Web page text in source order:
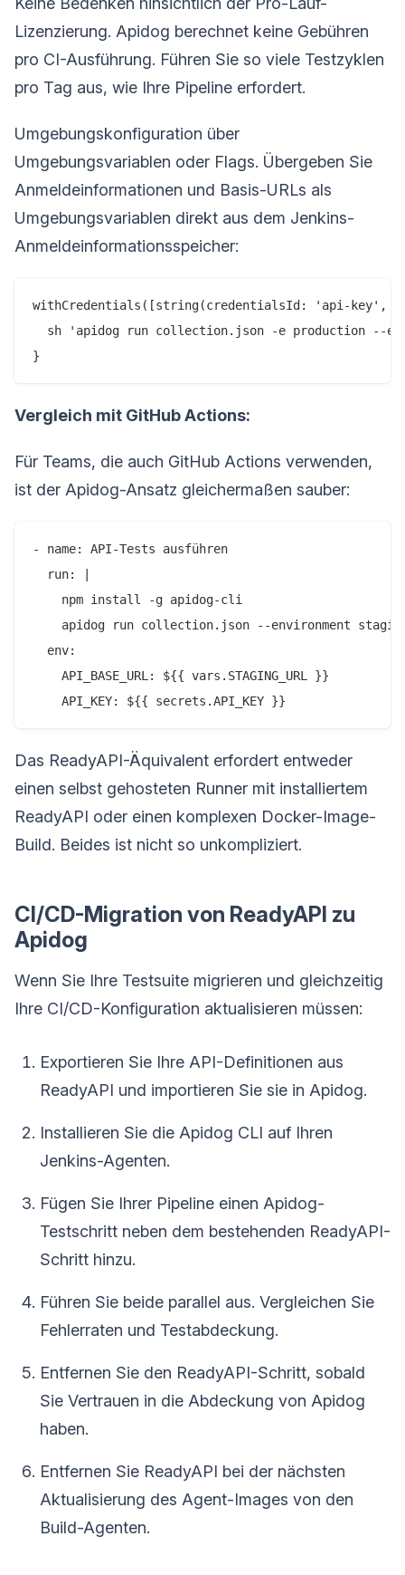
Lizenzierung. Apidog berechnet keine Gebühren
pro CI-Ausführung. Führen Sie so viele Testzyklen
pro Tag aus, wie Ihre Pipeline erfordert.
Umgebungskonfiguration über
Umgebungsvariablen oder Flags. Übergeben Sie
Anmeldeinformationen und Basis-URLs als
Umgebungsvariablen direkt aus dem Jenkins-
Anmeldeinformationsspeicher:
withCredentials([string(credentialsId: 'api-key',
sh 'apidog run collection.json -e production --
Vergleich mit GitHub Actions:
Für Teams, die auch GitHub Actions verwenden,
ist der Apidog-Ansatz gleichermaßen sauber:
- name: API-Tests ausführen
  run: |
    npm install -g apidog-cli
apidog run collection.json --environment
  env:
    API_BASE_URL: ${{ vars.STAGING_URL }}
Das ReadyAPI-Äquivalent erfordert entweder
einen selbst gehosteten Runner mit installiertem
ReadyAPI oder einen komplexen Docker-Image-
Build. Beides ist nicht so unkompliziert.
CI/CD-Migration von ReadyAPI zu
Apidog
Wenn Sie Ihre Testsuite migrieren und gleichzeitig
Ihre CI/CD-Konfiguration aktualisieren müssen:
Exportieren Sie Ihre API-Definitionen aus
ReadyAPI und importieren Sie sie in Apidog.
Installieren Sie die Apidog CLI auf Ihren
Jenkins-Agenten.
Fügen Sie Ihrer Pipeline einen Apidog-
Testschritt neben dem bestehenden ReadyAPI-
Schritt hinzu.
Führen Sie beide parallel aus. Vergleichen Sie
Fehlerraten und Testabdeckung.
Entfernen Sie den ReadyAPI-Schritt, sobald
Sie Vertrauen in die Abdeckung von Apidog
haben.
Entfernen Sie ReadyAPI bei der nächsten
Aktualisierung des Agent-Images von den
Build-Agenten.